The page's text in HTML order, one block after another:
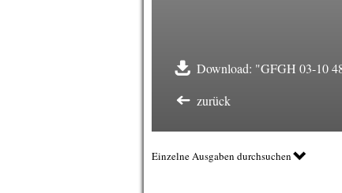
Download: "GFGH 03-10
zurück
Einzelne Ausgaben durchsuchen